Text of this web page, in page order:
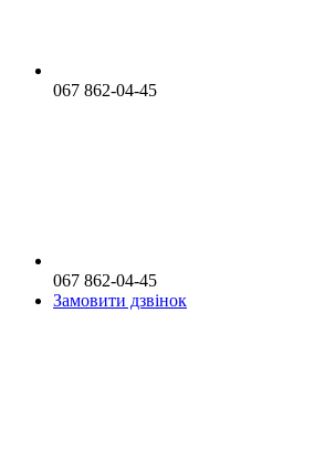
067 862-04-45
067 862-04-45
Замовити дзвінок